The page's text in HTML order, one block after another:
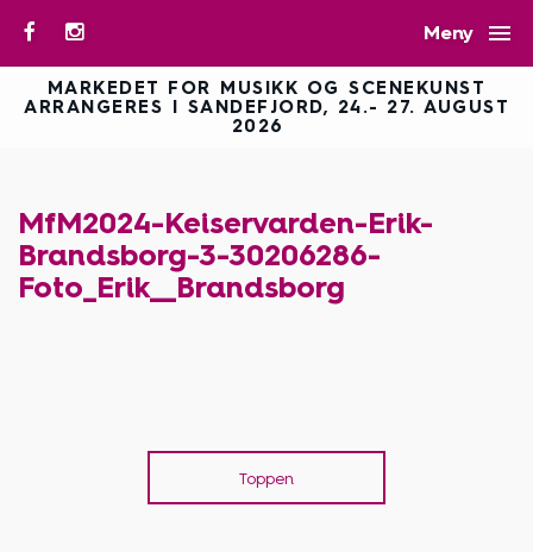
Meny 
MARKEDET FOR MUSIKK OG SCENEKUNST
ARRANGERES I SANDEFJORD, 24.- 27. AUGUST
2026
MfM2024-Keiservarden-Erik-
Brandsborg-3-30206286-
Foto_Erik__Brandsborg
Toppen